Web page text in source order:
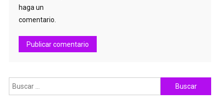
haga un
comentario.
Buscar: